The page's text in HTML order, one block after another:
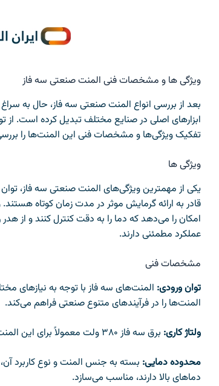
ویژگی‌ ها و مشخصات فنی المنت صنعتی سه فاز
بعد از بررسی انواع المنت صنعتی سه فاز، حال به
ابزارهای اصلی در صنایع مختلف تبدیل کرده است. از
تفکیک ویژگی‌ها و مشخصات فنی این المنت‌ها را
ویژگی‌ ها
یکی از مهمترین ویژگی‌های المنت صنعتی سه فاز،
قادر به ارائه گرمایش موثر در مدت زمان کوتاه
امکان را می‌دهد که دما را به دقت کنترل کنند و از
عملکرد مطمئنی دارند.
مشخصات فنی
توان ورودی:
المنت‌ها را در فرآیندهای متنوع صنعتی فراهم می‌کند.
ولتاژ کاری: برق سه فاز ۳۸۰ ولت معمولاً برای این المنت‌ها استفاده می‌شود که باعث افزایش بازدهی و کاهش مصرف انرژی می‌شود.
محدوده دمایی:
دماهای بالا دارند، مناسب می‌سازد.